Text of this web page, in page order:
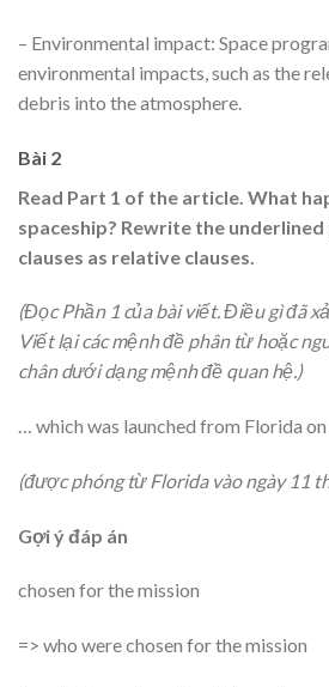
– Environmental impact: Space
environmental impacts, such as the
debris into the atmosphere.
Bài 2
Read Part 1 of the article. What
spaceship? Rewrite the
clauses as relative clauses.
(Đọc Phần 1 của bài viết. Điều gì đã
Viết lại các mệnh đề phân từ hoặc
chân dưới dạng mệnh đề quan hệ.)
… which was launched from Florida
(được phóng từ Florida vào ngày 11
Gợi ý đáp án
chosen for the mission
=> who were chosen for the mission